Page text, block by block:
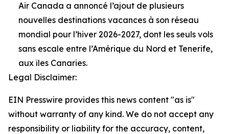
Air Canada a annoncé l’ajout de plusieurs
nouvelles destinations vacances à son réseau
mondial pour l’hiver 2026-2027, dont les seuls vols
sans escale entre l’Amérique du Nord et Tenerife,
aux îles Canaries.
Legal Disclaimer:
EIN Presswire provides this news content "as is"
without warranty of any kind. We do not accept any
responsibility or liability for the accuracy, content,